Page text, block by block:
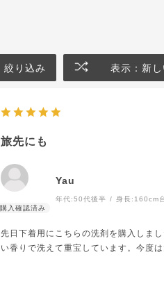
絞り込み 表示：新
旅先にも
Yau
年代:50代後半 身長: 160cm
先日下着用にこちらの洗剤を購入しま
い香りで洗えて重宝しています。今度